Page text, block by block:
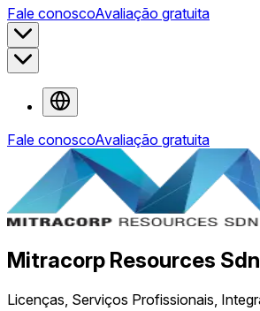
Fale conoscoAvaliação gratuita
Fale conoscoAvaliação gratuita
Mitracorp Resources
Licenças, Serviços Profissionais,